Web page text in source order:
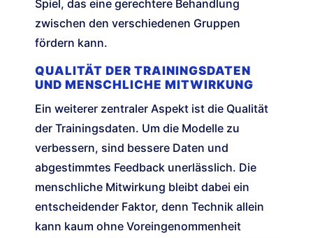
Spiel, das eine gerechtere Behandlung
zwischen den verschiedenen Gruppen
fördern kann.
QUALITÄT DER TRAININGSDATEN
UND MENSCHLICHE MITWIRKUNG
Ein weiterer zentraler Aspekt ist die Qualität
der Trainingsdaten. Um die Modelle zu
verbessern, sind bessere Daten und
abgestimmtes Feedback unerlässlich. Die
menschliche Mitwirkung bleibt dabei ein
entscheidender Faktor, denn Technik allein
kann kaum ohne Voreingenommenheit